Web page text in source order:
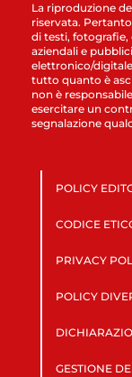
La riproduzione
riservata.
di testi,
aziendali e
elettronico/
tutto quanto è
non è
esercitare un
segnalazione
POLICY
CODICE
PRIVACY
POLICY
GESTIONE